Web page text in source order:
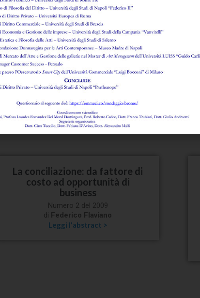
Rassegna della giurisprudenza
della Corte europea dei diritti
dell’uomo sulla libertà di
espressione e di stampa
Numero 2 del 2009
diAnna Maria Rosaria Carbone
Leggi l'abstract >
La conciliazione: da fattore di
costo ad opportunità di
business
Numero 2 del 2009
di Federico Flaviano
Leggi l'abstract >